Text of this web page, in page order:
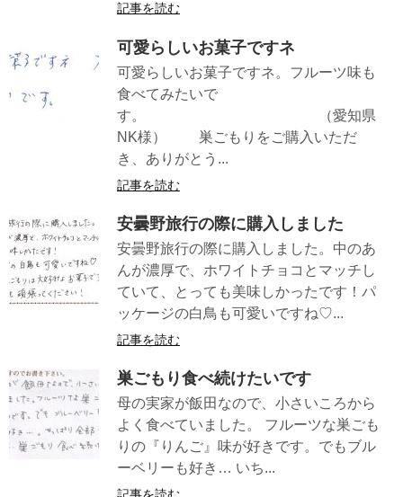
記事を読む
可愛らしいお菓子ですネ
可愛らしいお菓子ですネ。フルーツ味も
食べてみたいで
す。 （愛知県
NK様） 巣ごもりをご購入いただ
き、ありがとう...
記事を読む
安曇野旅行の際に購入しました
安曇野旅行の際に購入しました。中のあ
んが濃厚で、ホワイトチョコとマッチし
ていて、とっても美味しかったです！パ
ッケージの白鳥も可愛いですね♡...
記事を読む
巣ごもり食べ続けたいです
母の実家が飯田なので、小さいころから
よく食べていました。 フルーツな巣ごも
りの『りんご』味が好きです。でもブル
ーベリーも好き… いち...